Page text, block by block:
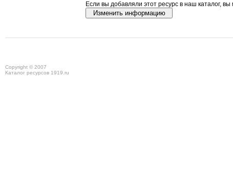
Если вы добавляли этот ресурс в наш каталог,
Copyright © 2007
Каталог ресурсов 1919.ru